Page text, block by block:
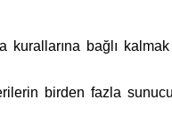
kurallarına bağlı
birden fazla